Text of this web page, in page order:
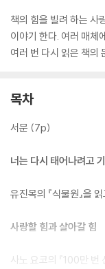
책의 힘을 빌려 하는 사
이야기 한다. 여러 매체
여러 번 다시 읽은 책의
목차
서문 (7p)
너는 다시 태어나려고
유진목의 『식물원』을
사랑할 힘과 살아갈 힘
사노 요코의 『100만 번